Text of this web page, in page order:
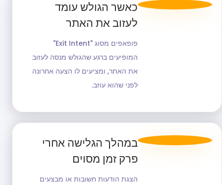
כאשר הגולש עומד
לעזוב את האתר
פופאפים מסוג "Exit Intent"
המופיעים ברגע שהגולש מנסה לעזוב
את האתר, ומציעים לו הצעה אחרונה
לפני שהוא עוזב.
במהלך הגלישה אחרי
פרק זמן מסוים
הצגת הודעות חשובות או מבצעים